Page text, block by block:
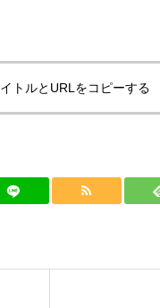
トルとURLをコピーする